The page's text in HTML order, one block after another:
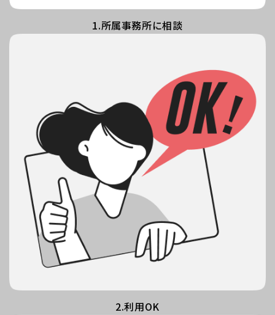
1.所属事務所に相談
2.利用OK